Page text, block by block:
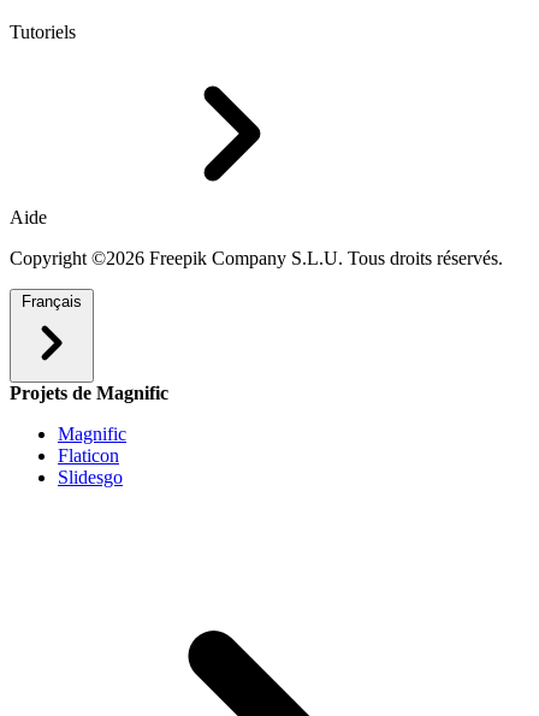
Tutoriels
Aide
Copyright ©2026 Freepik Company S.L.U. Tous droits réservés.
Français
Projets de Magnific
Magnific
Flaticon
Slidesgo